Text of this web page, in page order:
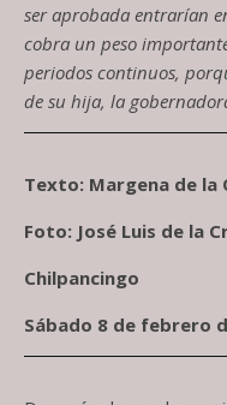
ser aprobada entrarían
cobra un peso
periodos continuos,
de su hija, la
Texto: Margena de la
Foto: José Luis de la
Chilpancingo
Sábado 8 de febrero